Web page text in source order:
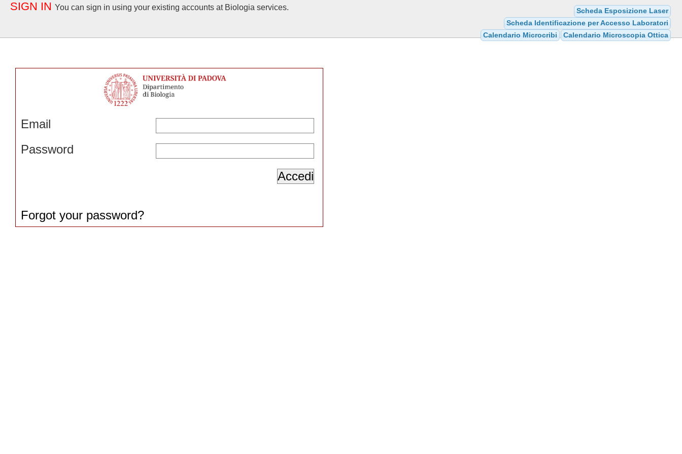
Scheda Esposizione Laser
Scheda Identificazione per Accesso Laboratori
Calendario Microscopia Ottica
Calendario Microcribi
SIGN IN You can sign in using your existing accounts at Biologia services.
Email
Password
Forgot your password?